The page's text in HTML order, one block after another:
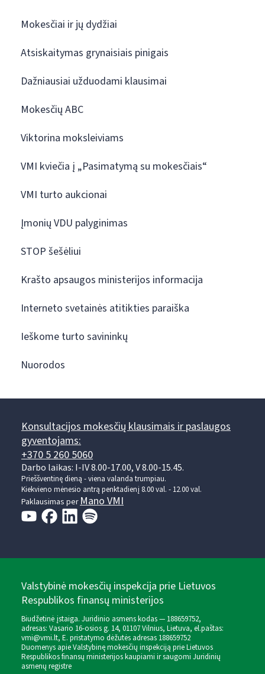
Mokesčiai ir jų dydžiai
Atsiskaitymas grynaisiais pinigais
Dažniausiai užduodami klausimai
Mokesčių ABC
Viktorina moksleiviams
VMI kviečia į „Pasimatymą su mokesčiais“
VMI turto aukcionai
Įmonių VDU palyginimas
STOP šešėliui
Krašto apsaugos ministerijos informacija
Interneto svetainės atitikties paraiška
Ieškome turto savininkų
Nuorodos
Konsultacijos mokesčių klausimais ir paslaugos
gyventojams:
+370 5 260 5060
Darbo laikas: I-IV 8.00-17.00, V 8.00-15.45.
Prieššventinę dieną - viena valanda trumpiau.
Kiekvieno mėnesio antrą penktadienį 8.00 val. - 12.00 val.
Paklausimas perMano VMI
Valstybinė mokesčių inspekcija prie Lietuvos
Respublikos finansų ministerijos
Biudžetinė įstaiga. Juridinio asmens kodas — 188659752,
adresas: Vasario 16-osios g. 14, 01107 Vilnius, Lietuva, el.paštas:
vmi@vmi.lt, E. pristatymo dėžutės adresas 188659752
Duomenys apie Valstybinę mokesčių inspekciją prie Lietuvos
Respublikos finansų ministerijos kaupiami ir saugomi Juridinių
asmenų registre